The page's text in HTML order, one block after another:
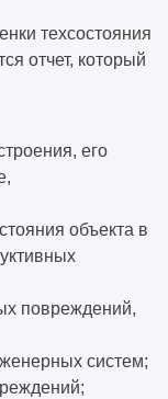
техсостояния
отчет, который
его
объекта в
повреждений,
систем;